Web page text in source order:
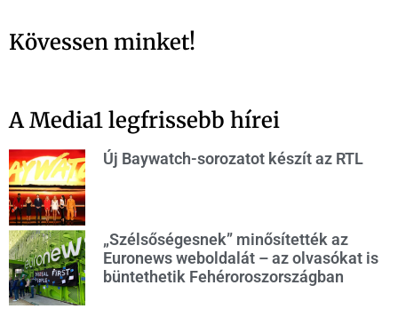
Kövessen minket!
A Media1 legfrissebb hírei
Új Baywatch-sorozatot készít az RTL
„Szélsőségesnek” minősítették az
Euronews weboldalát – az olvasókat is
büntethetik Fehéroroszországban